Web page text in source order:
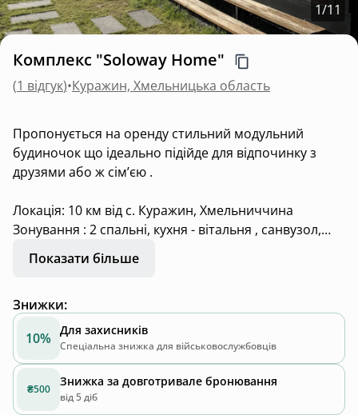
1/11
Комплекс "Soloway Home"
(1 відгук)•Куражин, Хмельницька область
Пропонується на оренду стильний модульний
будиночок що ідеально підійде для відпочинку з
друзями або ж сімʼєю .
Локація: 10 км від с. Куражин, Хмельниччина
Зонування : 2 спальні, кухня - вітальня , санвузол,
велика тераса з відпочинковою зоною та чаном -
джакузі .
каналами , wi-fi, мікрохвильовою, індукційною
плитою, пральною машиною, холодильником,
прихованого монтажу, чайником, кондиціонером ,
бойлером , феном, посудом, постільною білизною,
халатами та рушниками. У спальнях двоспальні
ліжка з ортопедичними матрацами, у вітальні
Показати більше
Знижки:
10% Для захисників
Спеціальна знижка для військовослужбовців
₴500
Знижка за довготривале бронювання
від 5 діб